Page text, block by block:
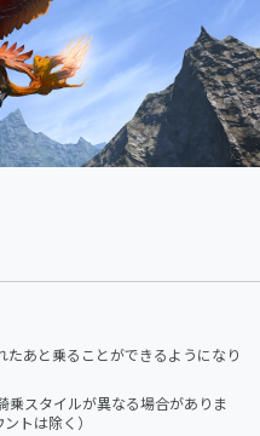
あと乗ることができるようになり
乗スタイルが異なる場合がありま
トは除く）